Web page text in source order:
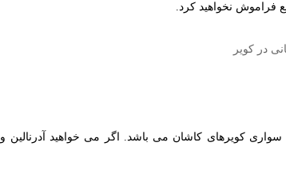
فراموش نخواهید کرد.
کویرهای کاشان می باشد. اگر می خواهید آدرنالین و